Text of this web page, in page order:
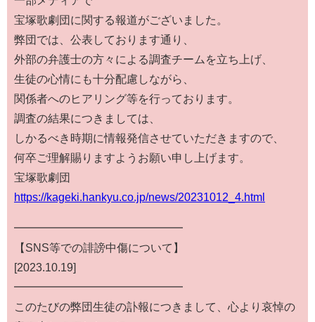
宝塚歌劇団に関する報道がございました。
弊団では、公表しております通り、
外部の弁護士の方々による調査チームを立ち上げ、
生徒の心情にも十分配慮しながら、
関係者へのヒアリング等を行っております。
調査の結果につきましては、
しかるべき時期に情報発信させていただきますので、
何卒ご理解賜りますようお願い申し上げます。
宝塚歌劇団
https://kageki.hankyu.co.jp/news/20231012_4.html
━━━━━━━━━━━━━━━
【SNS等での誹謗中傷について】
[2023.10.19]
━━━━━━━━━━━━━━━
このたびの弊団生徒の訃報につきまして、心より哀悼の